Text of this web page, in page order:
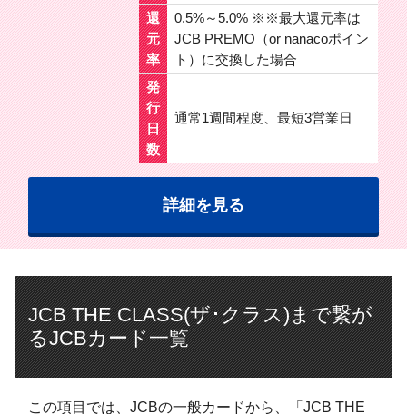
還
元
率
0.5%～5.0% ※※最大還元率は
JCB PREMO（or nanacoポイン
ト）に交換した場合
発
行
日
数
通常1週間程度、最短3営業日
詳細を見る
JCB THE CLASS(ザ･クラス)まで繋が
るJCBカード一覧
この項目では、JCBの一般カードから、「JCB THE